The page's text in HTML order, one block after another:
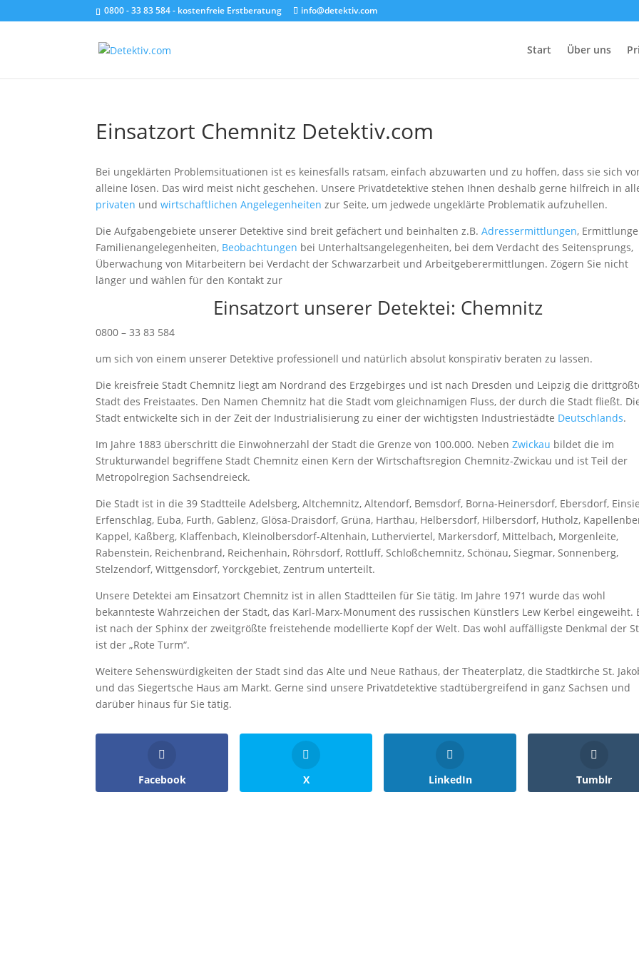
0800 - 33 83 584 - kostenfreie Erstberatung info@detektiv.com
Start Über uns
Einsatzort Chemnitz Detektiv.com
Bei ungeklärten Problemsituationen ist es keinesfalls ratsam, einfach abzuwarten und zu hoffen, dass sie sich
alleine lösen. Das wird meist nicht geschehen. Unsere Privatdetektive stehen Ihnen deshalb gerne hilfreich in
privaten undwirtschaftlichen Angelegenheiten zur Seite, um jedwede ungeklärte Problematik aufzuhellen.
Die Aufgabengebiete unserer Detektive sind breit gefächert und beinhalten z.B.Adressermittlungen,
Familienangelegenheiten, Beobachtungen bei Unterhaltsangelegenheiten, bei dem Verdacht des Seitensprungs,
Überwachung von Mitarbeitern bei Verdacht der Schwarzarbeit und Arbeitgeberermittlungen. Zögern Sie nicht
länger und wählen für den Kontakt zur
Einsatzort unserer Detektei: Chemnitz
0800 – 33 83 584
um sich von einem unserer Detektive professionell und natürlich absolut konspirativ beraten zu lassen.
Die kreisfreie Stadt Chemnitz liegt am Nordrand des Erzgebirges und ist nach Dresden und Leipzig die
Stadt des Freistaates. Den Namen Chemnitz hat die Stadt vom gleichnamigen Fluss, der durch die Stadt fließt.
Stadt entwickelte sich in der Zeit der Industrialisierung zu einer der wichtigsten Industriestädte Deutschlands.
Im Jahre 1883 überschritt die Einwohnerzahl der Stadt die Grenze von 100.000. NebenZwickau bildet die im
Strukturwandel begriffene Stadt Chemnitz einen Kern der Wirtschaftsregion Chemnitz-Zwickau und ist Teil der
Metropolregion Sachsendreieck.
Die Stadt ist in die 39 Stadtteile Adelsberg, Altchemnitz, Altendorf, Bemsdorf, Borna-Heinersdorf, Ebersdorf,
Erfenschlag, Euba, Furth, Gablenz, Glösa-Draisdorf, Grüna, Harthau, Helbersdorf, Hilbersdorf, Hutholz,
Kappel, Kaßberg, Klaffenbach, Kleinolbersdorf-Altenhain, Lutherviertel, Markersdorf, Mittelbach, Morgenleite,
Rabenstein, Reichenbrand, Reichenhain, Röhrsdorf, Rottluff, Schloßchemnitz, Schönau, Siegmar, Sonnenberg,
Stelzendorf, Wittgensdorf, Yorckgebiet, Zentrum unterteilt.
Unsere Detektei am Einsatzort Chemnitz ist in allen Stadtteilen für Sie tätig. Im Jahre 1971 wurde das wohl
bekannteste Wahrzeichen der Stadt, das Karl-Marx-Monument des russischen Künstlers Lew Kerbel eingeweiht.
ist nach der Sphinx der zweitgrößte freistehende modellierte Kopf der Welt. Das wohl auffälligste Denkmal der
ist der „Rote Turm“.
Weitere Sehenswürdigkeiten der Stadt sind das Alte und Neue Rathaus, der Theaterplatz, die Stadtkirche St.
und das Siegertsche Haus am Markt. Gerne sind unsere Privatdetektive stadtübergreifend in ganz Sachsen und
darüber hinaus für Sie tätig.
Facebook X LinkedIn Tumblr